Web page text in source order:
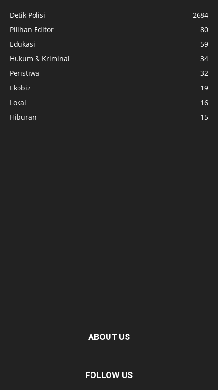
Detik Polisi
2684
Pilihan Editor
80
Edukasi
59
Hukum & Kriminal
34
Peristiwa
32
Ekobiz
19
Lokal
16
Hiburan
15
ABOUT US
FOLLOW US